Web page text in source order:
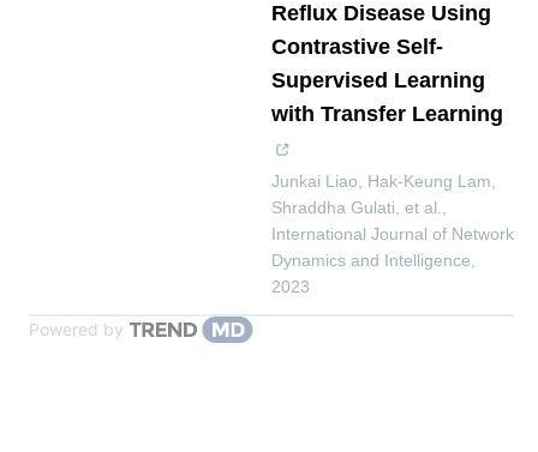
Reflux Disease Using
Contrastive Self-
Supervised Learning
with Transfer Learning
Junkai Liao, Hak‐Keung Lam,
Shraddha Gulati, et al.
International Journal of Network
Dynamics and Intelligence
2023
Powered by